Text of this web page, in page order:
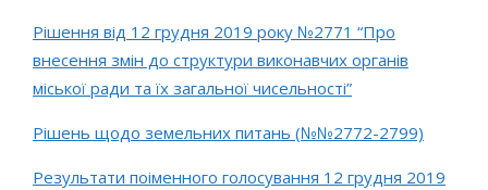
Рішення від 12 грудня 2019 року №2771 “Про
внесення змін до структури виконавчих органів
міської ради та їх загальної чисельності”
Рішень щодо земельних питань (№№2772-2799)
Результати поіменного голосування 12 грудня 2019